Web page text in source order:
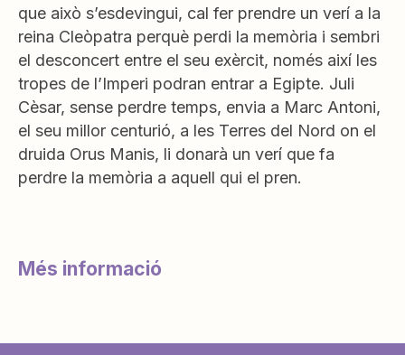
que això s’esdevingui, cal fer prendre un verí a la
reina Cleòpatra perquè perdi la memòria i sembri
el desconcert entre el seu exèrcit, només així les
tropes de l’Imperi podran entrar a Egipte. Juli
Cèsar, sense perdre temps, envia a Marc Antoni,
el seu millor centurió, a les Terres del Nord on el
druida Orus Manis, li donarà un verí que fa
perdre la memòria a aquell qui el pren.
Més informació